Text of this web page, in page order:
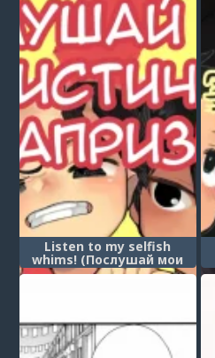
Listen to my selfish
whims! (Послушай мои
эгоистичные капризы!)